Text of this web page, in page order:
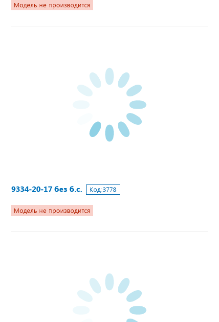
Модель не производится
9334-20-17 без б.с. Код:3778
Модель не производится